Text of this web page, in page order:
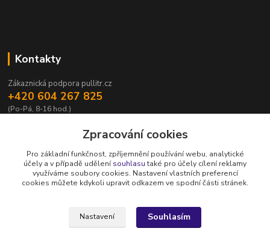
Kontakty
Zákaznická podpora pullitr.cz
+420 604 267 825
(Po-Pá, 8-16 hod.)
Upravit sběr cookies.
Zpracování cookies
Pro základní funkčnost, zpříjemnění používání webu, analytické
účely a v případě udělenísouhlasutaké pro účely cílení reklamy
využíváme soubory cookies. Nastavení vlastních preferencí
cookies můžete kdykoli upravit odkazem ve spodní části stránek.
Nastavení Souhlasím